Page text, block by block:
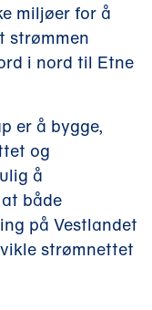
miljøer for å
strømmen
i nord til Etne
er å bygge,
og
å
både
på Vestlandet
strømnettet